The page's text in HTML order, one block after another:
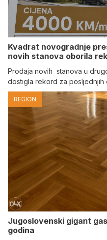
Kvadrat novogradnje
novih stanova oborila
Prodaja novih stanova u
dostigla rekord za posljednjih
REGION
Jugoslovenski gigant
godina